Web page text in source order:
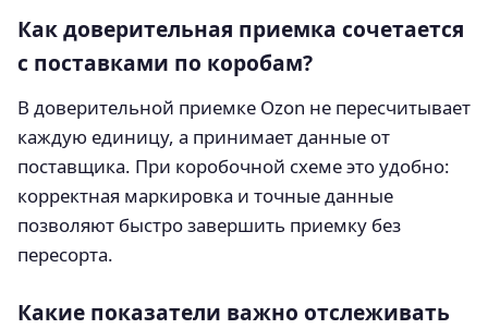
Как доверительная приемка сочетается
с поставками по коробам?
В доверительной приемке Ozon не пересчитывает
каждую единицу, а принимает данные от
поставщика. При коробочной схеме это удобно:
корректная маркировка и точные данные
позволяют быстро завершить приемку без
пересорта.
Какие показатели важно отслеживать